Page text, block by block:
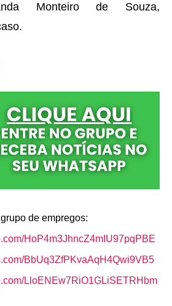
Monteiro de Souza,
de empregos:
HoP4m3JhncZ4mIU97pqPBE
BbUq3ZfPKvaAqH4Qwi9VB5
LloENEw7RiO1GLiSETRHbm